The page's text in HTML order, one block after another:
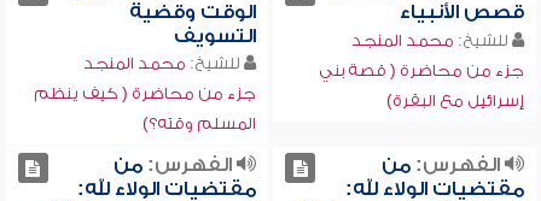
قصص الأنبياء
للشيخ: محمد المنجد
جزء من محاضرة ( قصة بني
إسرائيل مع البقرة)
الوقت وقضية
التسويف
للشيخ: محمد المنجد
جزء من محاضرة ( كيف ينظم
المسلم وقته؟)
الفهرس:من
مقتضيات الولاء لله:
الفهرس:من
مقتضيات الولاء لله: